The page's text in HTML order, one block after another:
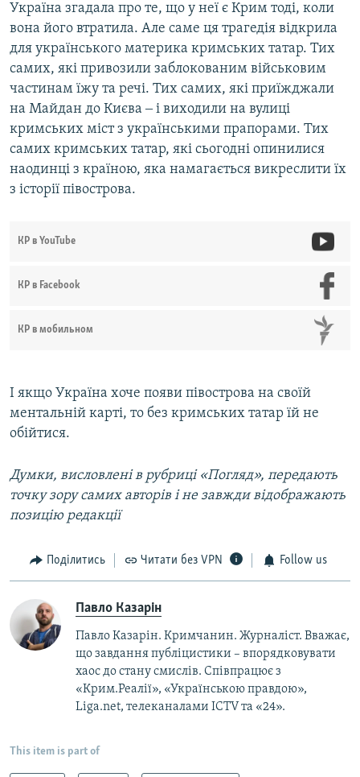
Україна згадала про те, що у неї є Крим тоді, коли
вона його втратила. Але саме ця трагедія відкрила
для українського материка кримських татар. Тих
самих, які привозили заблокованим військовим
частинам їжу та речі. Тих самих, які приїжджали
на Майдан до Києва ‒ і виходили на вулиці
кримських міст з українськими прапорами. Тих
самих кримських татар, які сьогодні опинилися
наодинці з країною, яка намагається викреслити їх
з історії півострова.
КР в YouTube
КР в Facebook
КР в мобильном
І якщо Україна хоче появи півострова на своїй
ментальній карті, то без кримських татар їй не
обійтися.
Думки, висловлені в рубриці «Погляд», передають
точку зору самих авторів і не завжди відображають
позицію редакції
Поділитись Читати без VPN Follow us
Павло Казарін
Павло Казарін. Кримчанин. Журналіст. Вважає,
що завдання публіцистики – впорядковувати
хаос до стану смислів. Співпрацює з
«Крим.Реалії», «Українською правдою»,
Liga.net, телеканалами ICTV та «24».
This item is part of